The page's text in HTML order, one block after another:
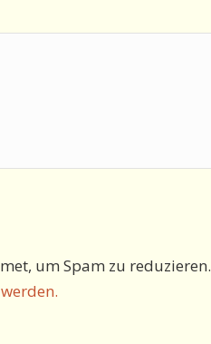
um Spam zu reduzieren.